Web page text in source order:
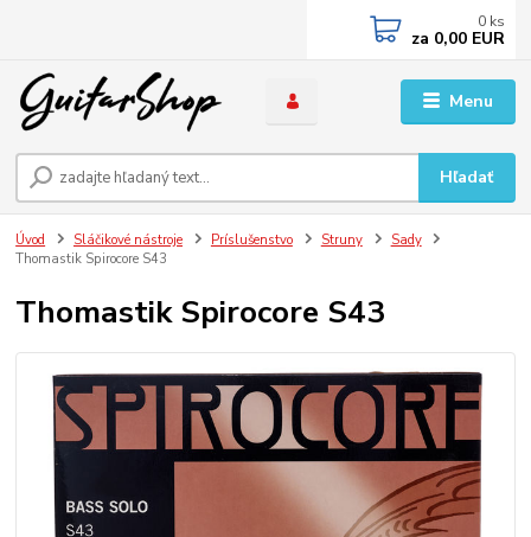
Menu
Hľadať
0 ks
za 0,00 EUR
Úvod Sláčikové nástroje Príslušenstvo Struny
Sady
Thomastik Spirocore S43
Thomastik Spirocore S43